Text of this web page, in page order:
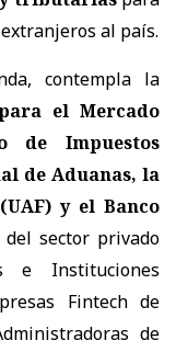
al país.
contempla la
el Mercado
de Impuestos
de Aduanas, la
y el Banco
sector privado
e Instituciones
Fintech de
de